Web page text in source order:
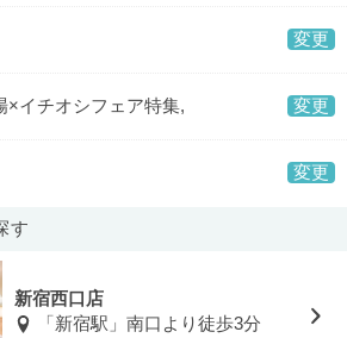
変更
×イチオシフェア特集, 変更
変更
す
新宿西口店
「新宿駅」南口より徒歩3分